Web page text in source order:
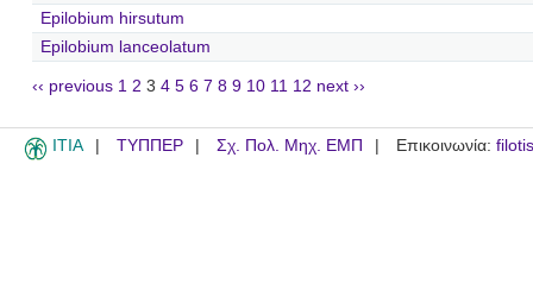
Epilobium hirsutum
Epilobium lanceolatum
‹‹ previous 1 2 3 4 5 6 7 8 9 10 11 12 next ››
ITIA ΤΥΠΠΕΡ Σχ. Πολ. Μηχ. ΕΜΠ Επικοινωνία: